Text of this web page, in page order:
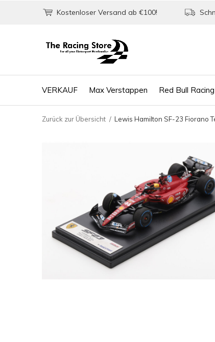
VERKAUF Max Verstappen Red Bull Racing
Kostenloser Versand ab €100!
Zurück zur Übersicht Lewis Hamilton SF-23 Fiorano